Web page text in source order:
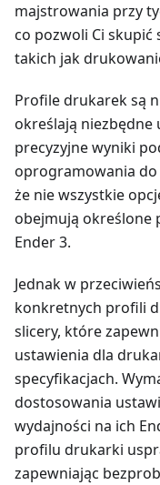
majstrowania przy
co pozwoli Ci skupić
takich jak
Profile drukarek są
określają niezbędne
precyzyjne wyniki
oprogramowania do
że nie wszystkie
obejmują określone
Ender 3.
Jednak w
konkretnych profili
slicery, które
ustawienia dla
specyfikacjach.
dostosowania
wydajności na ich
profilu drukarki
zapewniając